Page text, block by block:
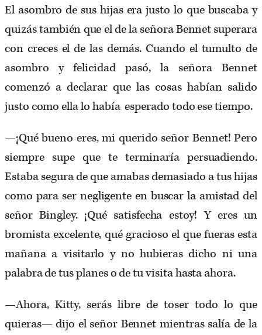
El asombro de sus hijas era justo lo que buscaba y
quizás también que el de la señora Bennet superara
con creces el de las demás. Cuando el tumulto de
asombro y felicidad pasó, la señora Bennet
comenzó a declarar que las cosas habían salido
justo como ella lo había esperado todo ese tiempo.
—¡Qué bueno eres, mi querido señor Bennet! Pero
siempre supe que te terminaría persuadiendo.
Estaba segura de que amabas demasiado a tus hijas
como para ser negligente en buscar la amistad del
señor Bingley. ¡Qué satisfecha estoy! Y eres un
bromista excelente, qué gracioso el que fueras esta
mañana a visitarlo y no hubieras dicho ni una
palabra de tus planes o de tu visita hasta ahora.
—Ahora, Kitty, serás libre de toser todo lo que
quieras— dijo el señor Bennet mientras salía de la